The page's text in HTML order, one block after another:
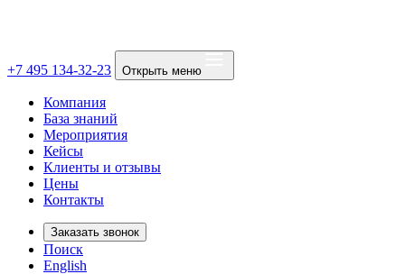
+7 495 134-32-23 Открыть меню
Компания
База знаний
Мероприятия
Кейсы
Клиенты и отзывы
Цены
Контакты
Заказать звонок
Поиск
English